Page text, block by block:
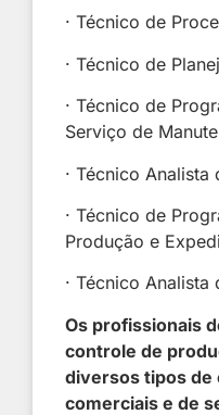
· Técnico de
· Técnico de
· Técnico de
Serviço de
· Técnico
· Técnico de
Produção e
· Técnico Analista
Os profissionais
controle de
diversos tipos de
comerciais e de